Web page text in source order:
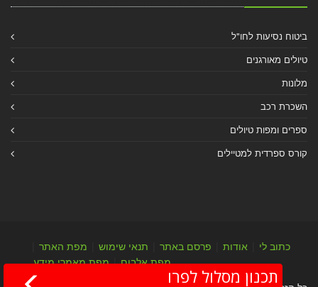
ביטוח נסיעות לחו"ל
טיולים מאורגנים
מלונות
השכרת רכב
ספרים ומפות טיולים
קורס ספרדית למטיילים
כתוב לי אודות פרסם באתר תנאי שימוש מפת האתר
מפת אלבום|מפת מאמרי מידע
תכנון מסלול לפרו